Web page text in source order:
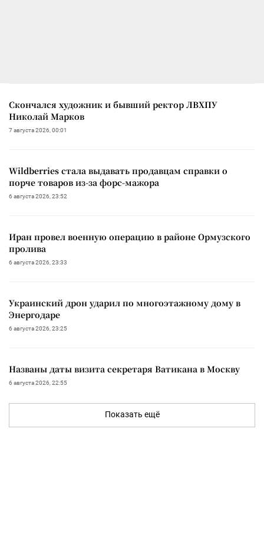
Скончался художник и бывший ректор ЛВХПУ
Николай Марков
7 августа 2026, 00:01
Wildberries стала выдавать продавцам справки о
порче товаров из-за форс-мажора
6 августа 2026, 23:52
Иран провел военную операцию в районе Ормузского
пролива
6 августа 2026, 23:33
Украинский дрон ударил по многоэтажному дому в
Энергодаре
6 августа 2026, 23:25
Названы даты визита секретаря Ватикана в Москву
6 августа 2026, 22:55
Показать ещё